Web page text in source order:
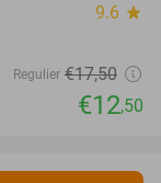
9.6 star
Regulier €17,50
€12,50